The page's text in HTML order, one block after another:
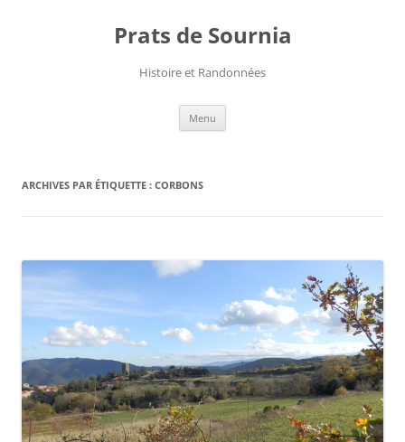
Prats de Sournia
Histoire et Randonnées
Menu
ARCHIVES PAR ÉTIQUETTE : CORBONS